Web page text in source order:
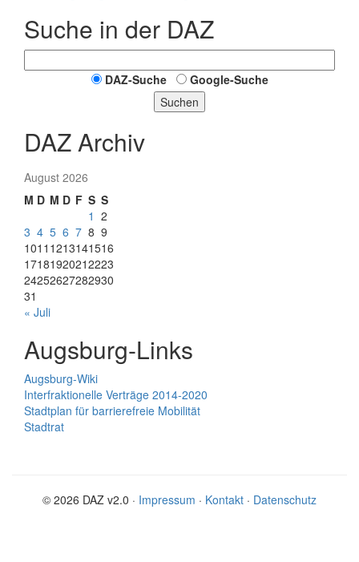
Suche in der DAZ
DAZ-Suche
Google-Suche
Suchen
DAZ Archiv
August 2026
M D M D F S S
1 2
3 4 5 6 7 8 9
1011 1213141516
17181920212223
24252627282930
31
« Juli
Augsburg-Links
Augsburg-Wiki
Interfraktionelle Verträge 2014-2020
Stadtplan für barrierefreie Mobilität
Stadtrat
© 2026 DAZ v2.0 · Impressum · Kontakt · Datenschutz